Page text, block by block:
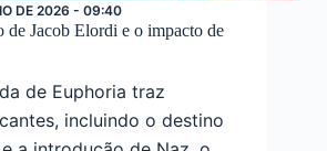
DE 2026 - 09:40
de Jacob Elordi e o impacto de
de Euphoria traz
incluindo o destino